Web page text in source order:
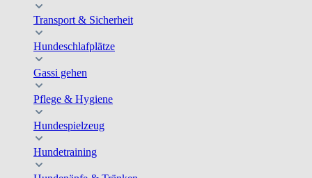
Transport & Sicherheit
Hundeschlafplätze
Gassi gehen
Pflege & Hygiene
Hundespielzeug
Hundetraining